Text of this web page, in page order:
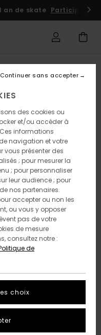
an de skate Participez
des cookies ou
et/ou accéder à
informations
navigation et votre
vous présenter des
; pour mesurer la
; pour personnaliser
leur audience ; pour
nos partenaires.
accepter ou non les
ou vous y opposer
pas de votre
de mesure
consultez notre :
de
choix
Continuer sans accepter